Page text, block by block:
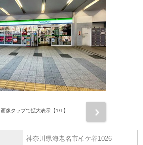
画像タップで拡大表示【1/1】
神奈川県海老名市柏ケ谷1026